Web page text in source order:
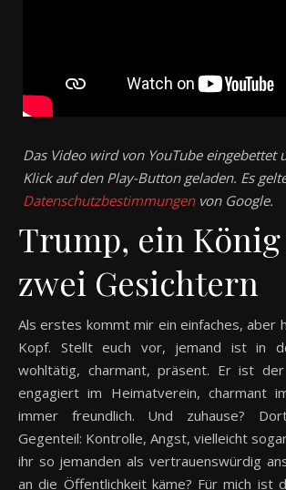
Das Video wird von YouTube eingebettet
Klick auf den Play-Button geladen. Es
Datenschutzbestimmungenvon Google.
Trump, ein
zwei Gesichtern
Als erstes kommt mir ein einfaches, aber
Kopf. Stellt euch vor, jemand ist in
wohltätig, charmant, präsent. Er ist
engagiert im Heimatverein, charmant
immer freundlich. Und zuhause?
Gegenteil: Kontrolle, Angst, vielleicht
ihr so jemanden als vertrauenswürdig
an die Öffentlichkeit käme? Für mich ist